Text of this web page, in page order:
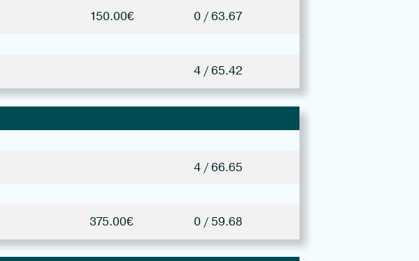
150.00€ 0 / 63.67
4 / 65.42
4 / 66.65
375.00€ 0 / 59.68